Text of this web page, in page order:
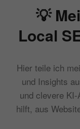
💡
Local
Hier teile ich
und Insights
und clevere
hilft, aus